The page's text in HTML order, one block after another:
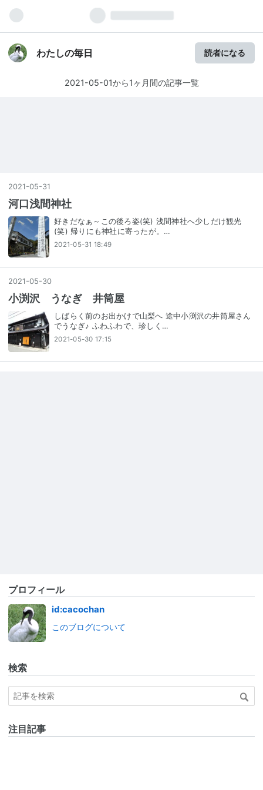
わたしの毎日 読者になる
2021-05-01から1ヶ月間の記事一覧
2021 -05-31
河口浅間神社
好きだなぁ～この後ろ姿(笑) 浅間神社へ少しだけ観光
(笑) 帰りにも神社に寄ったが。…
2021-05-31 18:49
2021 -05-30
小渕沢 うなぎ 井筒屋
しばらく前のお出かけで山梨へ 途中小渕沢の井筒屋さん
でうなぎ♪ ふわふわで、珍しく…
2021-05-30 17:15
プロフィール
id:cacochan
このブログについて
検索
注目記事